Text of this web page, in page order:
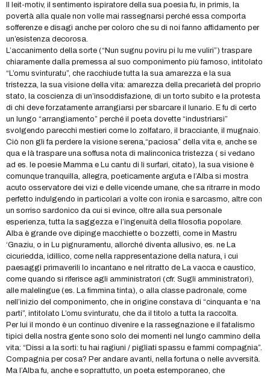
Il leit-motiv, il sentimento ispiratore della sua poesia fu, in primis, la
povertà alla quale non volle mai rassegnarsi perché essa comporta
sofferenze e disagi anche per coloro che su di noi fanno affidamento per
un’esistenza decorosa.
L’accanimento della sorte (“Nun sugnu poviru pi lu me vuliri”) traspare
chiaramente dalla premessa al suo componimento più famoso, intitolato
“L’omu svinturatu”, che racchiude tutta la sua amarezza e la sua
tristezza, la sua visione della vita: amarezza della precarietà del proprio
stato, la coscienza di un’insoddisfazione, di un torto subito e la protesta
di chi deve forzatamente arrangiarsi per sbarcare il lunario. E fu di certo
un lungo “arrangiamento” perché il poeta dovette “industriarsi”
svolgendo parecchi mestieri come lo zolfataro, il bracciante, il mugnaio.
Ciò non gli fa perdere la visione serena,“paciosa” della vita e, anche se
qua e là traspare una soffusa nota di malinconica tristezza ( si vedano
ad es. le poesie Mamma e Lu cantu di li surfari, citato), la sua visione è
comunque tranquilla, allegra, poeticamente arguta e l’Alba si mostra
acuto osservatore dei vizi e delle vicende umane, che sa ritrarre in modo
perfetto indulgendo in particolari a volte con ironia e sarcasmo, altre con
un sorriso sardonico da cui si evince, oltre alla sua personale
esperienza, tutta la saggezza e l’ingenuità della filosofia popolare.
Alba è grande ove dipinge macchiette o bozzetti, come in Mastru
‘Gnaziu, o in Lu pignuramentu, allorché diventa allusivo, es. ne La
cicuriedda, idillico, come nella rappresentazione della natura, i cui
paesaggi primaverili lo incantano e nel ritratto de La vacca e caustico,
come quando si riferisce agli amministratori (cfr. Sugli amministratori),
alle malelingue (es. La fimmina tinta), o alla classe padronale, come
nell’inizio del componimento, che in origine constava di “cinquanta e ‘na
parti”, intitolato L’omu svinturatu, che da il titolo a tutta la raccolta.
Per lui il mondo è un continuo divenire e la rassegnazione e il fatalismo
tipici della nostra gente sono solo dei momenti nel lungo cammino della
vita: “Dissi a la sorti: tu hai ragiuni / pigliati spassu e fammi compagnia”.
Compagnia per cosa? Per andare avanti, nella fortuna o nelle avversità.
Ma l’Alba fu, anche e soprattutto, un poeta estemporaneo, che